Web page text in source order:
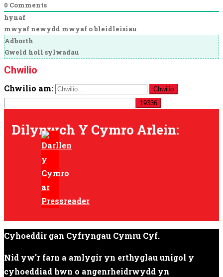
0 Comments
hynaf
mwyaf newydd mwyaf o bleidleisiau
Adborth
Gweld holl sylwadau
Chwilio
Chwilio am:
Dilynwch Y Cymro Arlein:
Cyhoeddir gan Cyfryngau Cymru Cyf.
Nid yw'r farn a amlygir yn erthyglau unigol y
cyhoeddiad hwn o angenrheidrwydd yn